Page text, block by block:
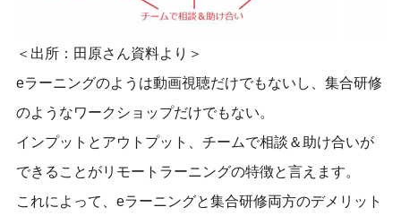
＜出所：田原さん資料より＞
eラーニングのようは動画視聴だけでもないし、集合研修
のようなワークショップだけでもない。
インプットとアウトプット、チームで相談＆助け合いが
できることがリモートラーニングの特徴と言えます。
これによって、eラーニングと集合研修両方のデメリット